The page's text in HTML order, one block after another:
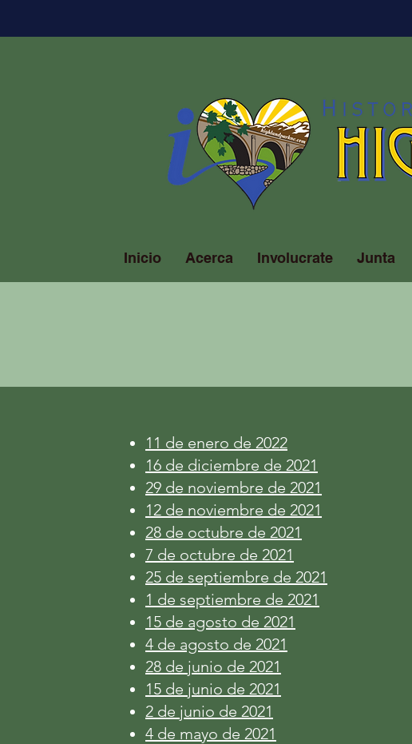
Inicio Acerca Involucrate Junta
11 de enero de 2022
16 de diciembre de 2021
29 de noviembre de 2021
12 de noviembre de 2021
28 de octubre de 2021
7 de octubre de 2021
25 de septiembre de 2021
1 de septiembre de 2021
15 de agosto de 2021
4 de agosto de 2021
28 de junio de 2021
15 de junio de 2021
2 de junio de 2021
4 de mayo de 2021